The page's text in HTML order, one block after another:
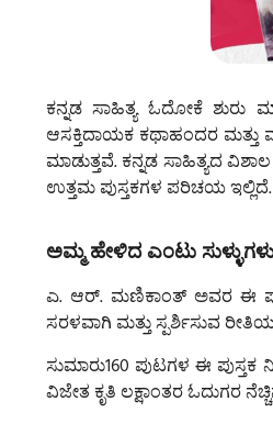
ಕನ್ನಡ ಸಾಹಿತ್ಯ ಓದೋಕೆ ಶುರು
ಆಸಕ್ತಿದಾಯಕ ಕಥಾಹಂದರ ಮತ್ತು
ಮಾಡುತ್ತವೆ. ಕನ್ನಡ ಸಾಹಿತ್ಯದ
ಉತ್ತಮ ಪುಸ್ತಕಗಳ ಪರಿಚಯ ಇಲ್ಲಿದೆ.
ಅಮ್ಮ ಹೇಳಿದ ಎಂಟು
ಎ. ಆರ್. ಮಣಿಕಾಂತ್ ಅವರ ಈ
ಸರಳವಾಗಿ ಮತ್ತು ಸ್ಪರ್ಶಿಸುವ
ಸುಮಾರು160 ಪುಟಗಳ ಈ ಪುಸ್ತಕ
ವಿಜೇತ ಕೃತಿ ಲಕ್ಷಾಂತರ ಓದುಗರ